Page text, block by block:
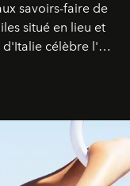
savoirs-faire de
situé en lieu et
célèbre l'art
intemporelle.